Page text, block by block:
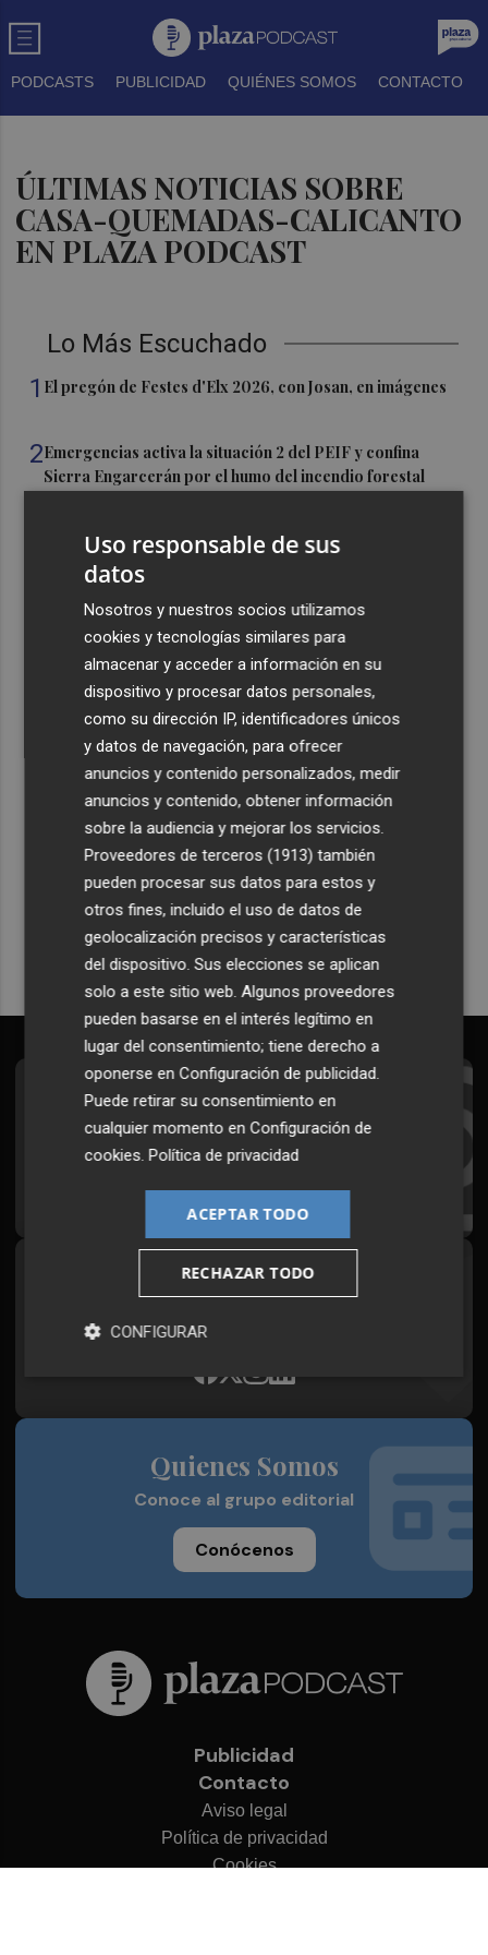
PODCASTS PUBLICIDAD QUIÉNES SOMOS CONTACTO
ÚLTIMAS NOTICIAS SOBRE
CASA-QUEMADAS-CALICANTO
EN PLAZA PODCAST
Lo Más Escuchado
1 El pregón de Festes d'Elx 2026, con Josan, en imágenes
2Emergencias activa la situación 2 del PEIF y confina
Sierra Engarcerán por el humo del incendio forestal
viajeros procedentes de Italia
El homenaje a Ferran Torres en Foios, en imágenes
Ferran Torres, recibido con un baño de masas en su
pueblo: "Allá donde voy siempre digo que soy de Foios"
Recibe toda la actualidad de
Plaza Podcast en tu correo
Quiero suscribirme
Suscríbete al Boletín
Todos los días a primera hora en tu email
¡Quiero suscribirme!
Síguenos en redes
Plaza Podcast, desde cualquier medio
Quienes Somos
Conoce al grupo editorial
Conócenos
Publicidad
Contacto
Aviso legal
Política de privacidad
Cookies
Uso responsable de sus
datos
Nosotros y nuestros socios utilizamos
cookies y tecnologías similares para
almacenar y acceder a información en su
dispositivo y procesar datos personales,
como su dirección IP, identificadores únicos
y datos de navegación, para ofrecer
anuncios y contenido personalizados, medir
anuncios y contenido, obtener información
sobre la audiencia y mejorar los servicios.
Proveedores de terceros (1913) también
pueden procesar sus datos para estos y
otros fines, incluido el uso de datos de
geolocalización precisos y características
del dispositivo. Sus elecciones se aplican
solo a este sitio web. Algunos proveedores
pueden basarse en el interés legítimo en
lugar del consentimiento; tiene derecho a
oponerse enConfiguración de publicidad.
Puede retirar su consentimiento en
cualquier momento enConfiguración de
cookies.Política de privacidad
ACEPTAR TODO
RECHAZAR TODO
CONFIGURAR